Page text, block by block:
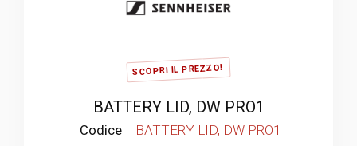
SCOPRI IL PREZZO!
BATTERY LID, DW PRO1
Codice
BATTERY LID, DW PRO1